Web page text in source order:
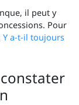
il peut y
Pour
Y a-t-il toujours